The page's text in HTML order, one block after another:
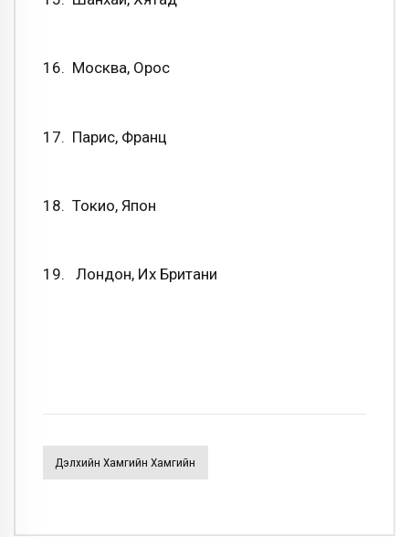
16. Москва, Орос
17. Парис, Франц
18. Токио, Япон
19. Лондон, Их Британи
Дэлхийн Хамгийн Хамгийн